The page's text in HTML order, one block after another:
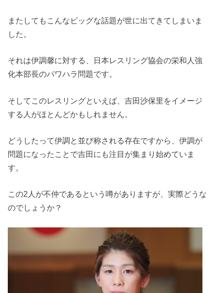
またしてもこんなビッグな話題が世に出てきてしまいま
した。
それは伊調馨に対する、日本レスリング協会の栄和人強
化本部長のパワハラ問題です。
そしてこのレスリングといえば、吉田沙保里をイメージ
する人がほとんどかもしれません。
どうしたって伊調と並び称される存在ですから、伊調が
問題になったことで吉田にも注目が集まり始めていま
す。
この2人が不仲であるという噂がありますが、実際どうな
のでしょうか？